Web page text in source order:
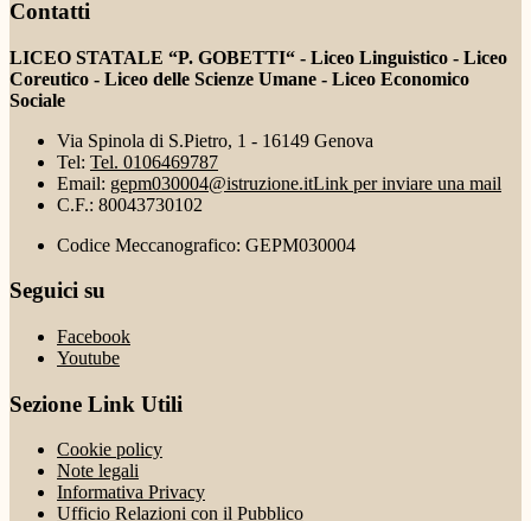
Contatti
LICEO STATALE “P. GOBETTI“ - Liceo Linguistico - Liceo
Coreutico - Liceo delle Scienze Umane - Liceo Economico
Sociale
Via Spinola di S.Pietro, 1 - 16149 Genova
Tel: Tel. 0106469787
Email: gepm030004@istruzione.itLink per inviare una mail
C.F.: 80043730102
Codice Meccanografico: GEPM030004
Seguici su
Facebook
Youtube
Sezione Link Utili
Cookie policy
Note legali
Informativa Privacy
Ufficio Relazioni con il Pubblico